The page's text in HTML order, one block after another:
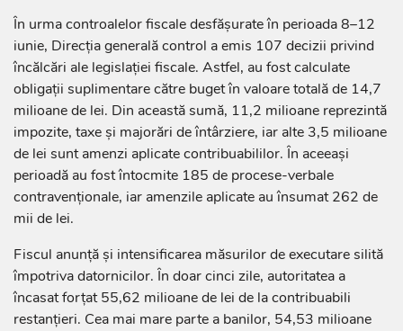
În urma controalelor fiscale desfășurate în perioada 8–12
iunie, Direcția generală control a emis 107 decizii privind
încălcări ale legislației fiscale. Astfel, au fost calculate
obligații suplimentare către buget în valoare totală de 14,7
milioane de lei. Din această sumă, 11,2 milioane reprezintă
impozite, taxe și majorări de întârziere, iar alte 3,5 milioane
de lei sunt amenzi aplicate contribuabililor. În aceeași
perioadă au fost întocmite 185 de procese-verbale
contravenționale, iar amenzile aplicate au însumat 262 de
mii de lei.
Fiscul anunță și intensificarea măsurilor de executare silită
împotriva datornicilor. În doar cinci zile, autoritatea a
încasat forțat 55,62 milioane de lei de la contribuabili
restanțieri. Cea mai mare parte a banilor, 54,53 milioane